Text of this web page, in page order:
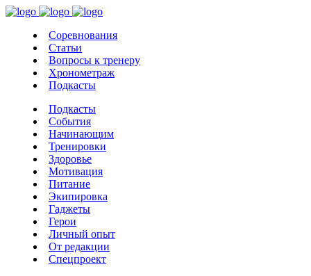
Соревнования
Статьи
Вопросы к тренеру
Хронометраж
Подкасты
Подкасты
События
Начинающим
Тренировки
Здоровье
Мотивация
Питание
Экипировка
Гаджеты
Герои
Личный опыт
От редакции
Спецпроект